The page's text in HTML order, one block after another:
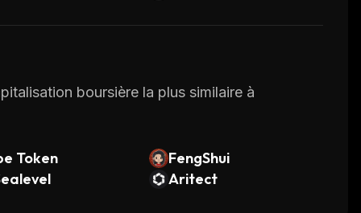
boursière la plus similaire à
Token
FengShui
Aritect